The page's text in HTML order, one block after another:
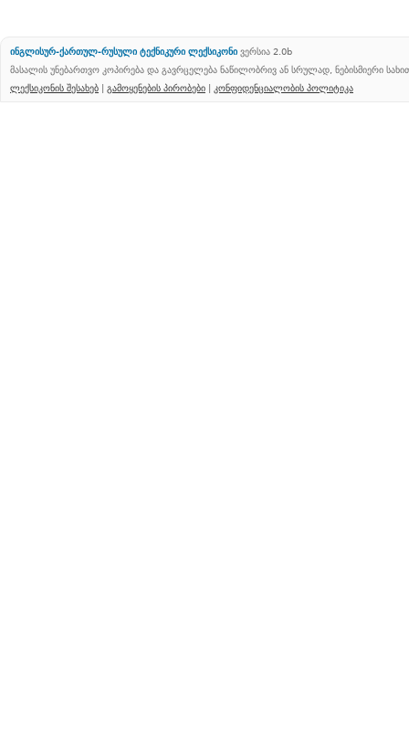
ინგლისურ-ქართულ-რუსული ტექნიკური ლექსიკონი ვერსია 2.0b
მასალის უნებართვო კოპირება და გავრცელება ნაწილობრივ ან სრულად, ნებისმიერი
ლექსიკონის შესახებ | გამოყენების პირობები | კონფიდენციალობის პოლიტიკა